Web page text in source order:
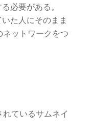
必要がある。
た人にそのまま
ットワークをつ
ているサムネイ